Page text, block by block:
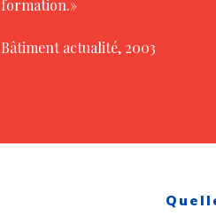
formation.»
Bâtiment actualité, 2003